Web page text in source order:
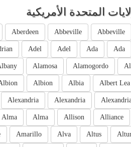
المتحدة الأمريكية
Abbeville
Abbeville
Aberdeen
Ada
Ada
Adel
Adel
Alamogordo
Alamosa
Albert Lea
Albia
Albion
Alexandria
Alexandria
Alliance
Allison
Alma
Alma
Altus
Alva
Amarillo